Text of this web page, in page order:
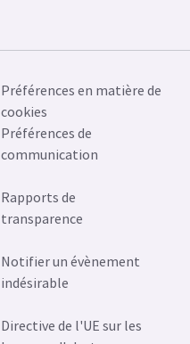
Préférences en matière de
cookies
Préférences de
communication
Rapports de
transparence
Notifier un évènement
indésirable
Directive de l'UE sur les